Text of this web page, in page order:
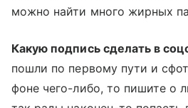
можно найти много жирных
Какую подпись сделать в
пошли по первому пути и
фоне чего-либо, то пишите о